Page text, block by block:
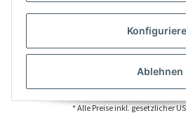
Ablehnen
* Alle Preise inkl. gesetzlicher